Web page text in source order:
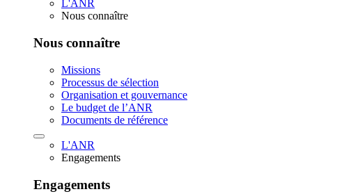
L'ANR
Nous connaître
Nous connaître
Missions
Processus de sélection
Organisation et gouvernance
Le budget de l’ANR
Documents de référence
L'ANR
Engagements
Engagements